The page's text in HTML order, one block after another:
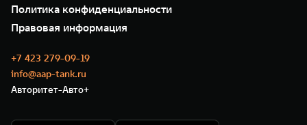
Сервис
Нулевое ТО
Моторные масла
35 лет GWM
GWM ТЕХ ДЕНЬ
Новости
Политика конфиденциальности
Правовая информация
+7 423 279-09-19
info@aap-tank.ru
Авторитет-Авто+